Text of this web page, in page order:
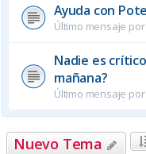
Ayuda con
Último mensaje por
Nadie es
mañana?
Último mensaje
Nuevo Tema